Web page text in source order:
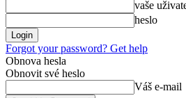
vaše
heslo
Forgot your password? Get help
Obnova hesla
Obnovit své heslo
Váš e-mail